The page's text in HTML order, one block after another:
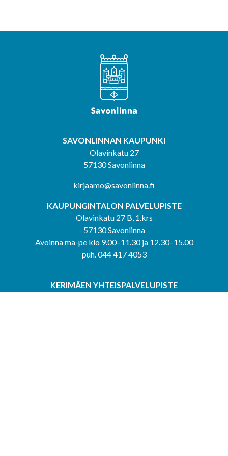
SAVONLINNAN KAUPUNKI
Olavinkatu 27
57130 Savonlinna
kirjaamo@savonlinna.fi
KAUPUNGINTALON PALVELUPISTE
Olavinkatu 27 B, 1.krs
57130 Savonlinna
Avoinna ma-pe klo 9.00–11.30 ja 12.30–15.00
puh. 044 417 4053
KERIMÄEN YHTEISPALVELUPISTE